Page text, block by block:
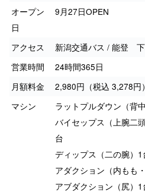
オープン
日
9月27日OPEN
アクセス
新潟交通バス / 能登
営業時間
24時間365日
月額料金
2,980円（税込 3,278円）
マシン
ラットプルダウン（背
バイセップス（上腕二
台
ディップス（二の腕）1
アダクション（内もも
アブダクション（尻）1